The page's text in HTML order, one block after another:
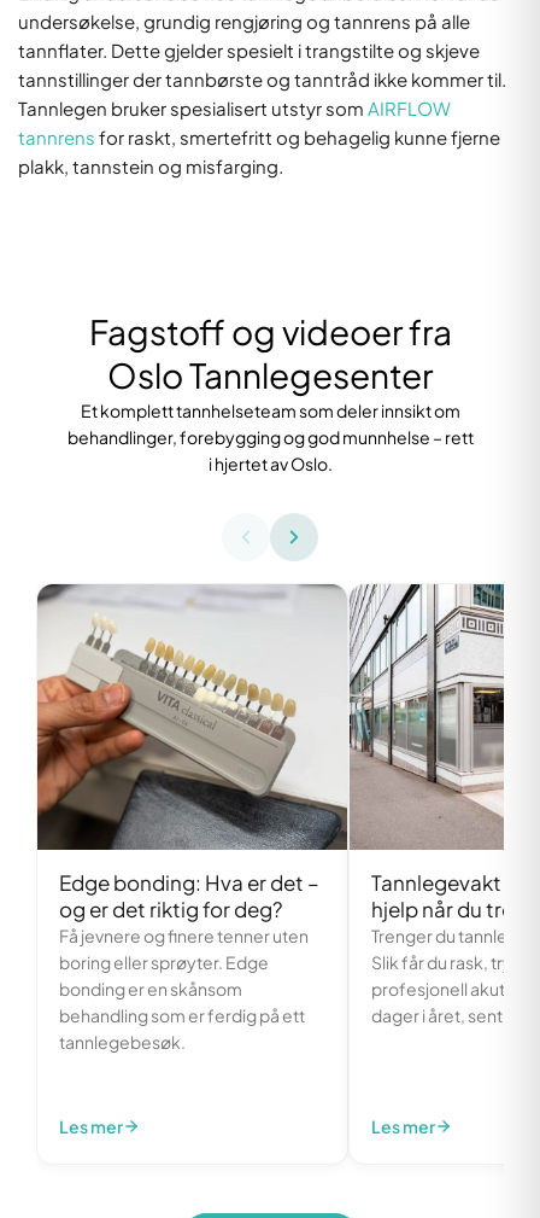
undersøkelse, grundig rengjøring og tannrens på alle
tannflater. Dette gjelder spesielt i trangstilte og skjeve
tannstillinger der tannbørste og tanntråd ikke kommer til.
Tannlegen bruker spesialisert utstyr som AIRFLOW
tannrens for raskt, smertefritt og behagelig kunne fjerne
plakk, tannstein og misfarging.
Fagstoff og videoer fra
Oslo Tannlegesenter
Et komplett tannhelseteam som deler innsikt om
behandlinger, forebygging og god munnhelse – rett
i hjertet av Oslo.
Edge bonding: Hva er det –
og er det riktig for deg?
Få jevnere og finere tenner uten
boring eller sprøyter. Edge
bonding er en skånsom
behandling som er ferdig på ett
tannlegebesøk.
Les mer
Tannlegevakt i
hjelp når du
Trenger du
Slik får du rask, trygg
profesjonell
dager i året, sentralt i
Les mer